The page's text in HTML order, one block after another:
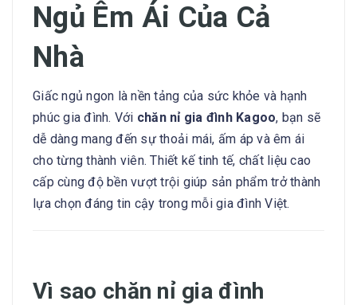
Ngủ Êm Ái Của Cả
Nhà
Giấc ngủ ngon là nền tảng của sức khỏe và hạnh
phúc gia đình. Với chăn nỉ gia đình Kagoo, bạn sẽ
dễ dàng mang đến sự thoải mái, ấm áp và êm ái
cho từng thành viên. Thiết kế tinh tế, chất liệu cao
cấp cùng độ bền vượt trội giúp sản phẩm trở thành
lựa chọn đáng tin cậy trong mỗi gia đình Việt.
Vì sao chăn nỉ gia đình